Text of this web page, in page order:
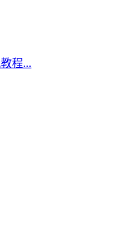
程...